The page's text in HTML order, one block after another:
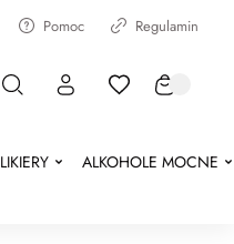
Pomoc Regulamin
LIKIERY ALKOHOLE MOCNE